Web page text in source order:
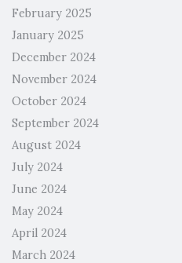
February 2025
January 2025
December 2024
November 2024
October 2024
September 2024
August 2024
July 2024
June 2024
May 2024
April 2024
March 2024